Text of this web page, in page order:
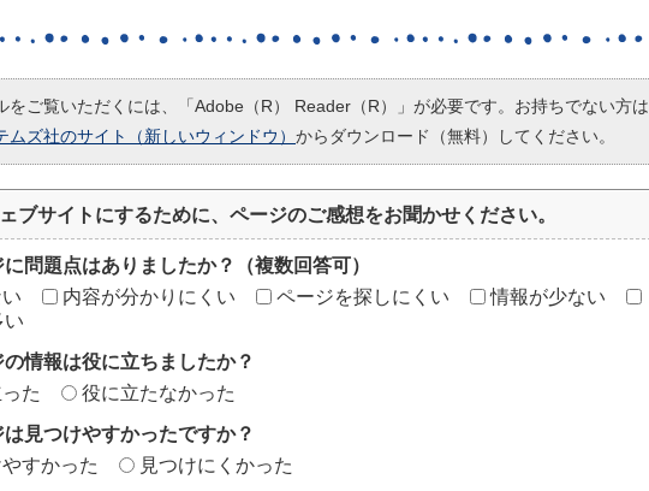
をご覧いただくには、「Adobe（R） Reader（R）」が必要です。お持ちでない方は
ムズ社のサイト（新しいウィンドウ） からダウンロード（無料）してください。
ブサイトにするために、ページのご感想をお聞かせください。
問題点はありましたか？（複数回答可）
内容が分かりにくい ページを探しにくい
情報が少ない
い
の情報は役に立ちましたか？
た
役に立たなかった
は見つけやすかったですか？
すかった
見つけにくかった